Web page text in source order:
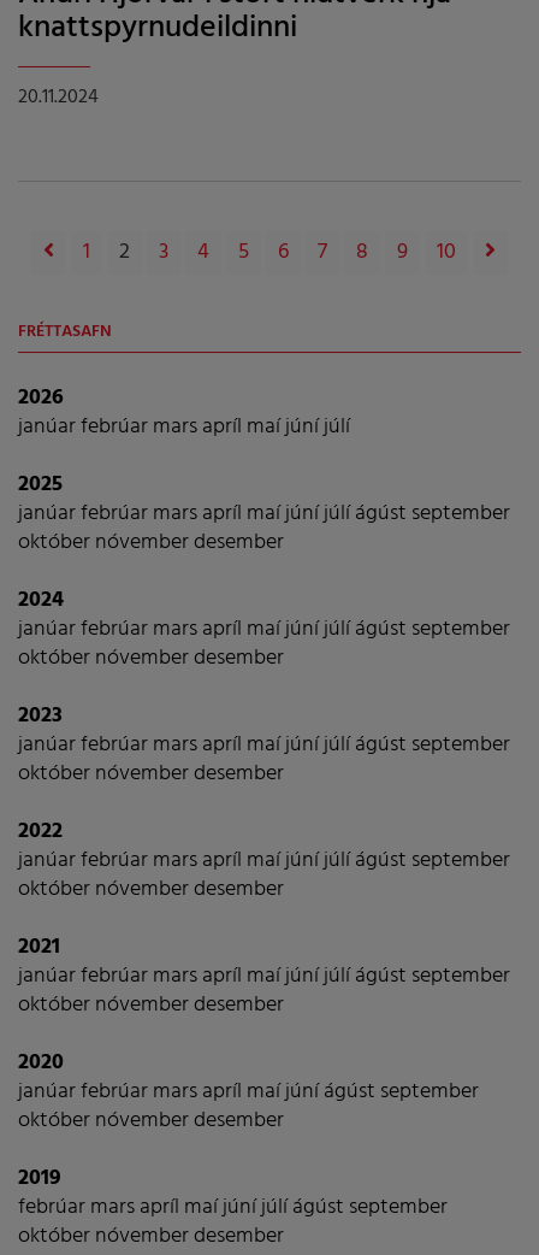
knattspyrnudeildinni
20.11.2024
1 2 3 4 5 6 7 8 9 10
FRÉTTASAFN
2026
janúarfebrúarmarsapríl maíjúníjúlí
2025
janúarfebrúarmarsapríl maíjúníjúlíágúst september
októbernóvemberdesember
2024
janúarfebrúarmarsapríl maíjúníjúlíágúst september
októbernóvemberdesember
2023
janúarfebrúarmarsapríl maíjúníjúlíágúst september
októbernóvemberdesember
2022
janúarfebrúarmarsapríl maíjúníjúlíágúst september
októbernóvemberdesember
2021
janúarfebrúarmarsapríl maíjúníjúlíágúst september
októbernóvemberdesember
2020
janúarfebrúarmarsapríl maíjúníágúst september
októbernóvemberdesember
2019
febrúarmarsapríl maíjúníjúlíágúst september
októbernóvemberdesember